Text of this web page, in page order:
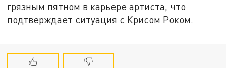
грязным пятном в карьере артиста, что
подтверждает ситуация с Крисом Роком.